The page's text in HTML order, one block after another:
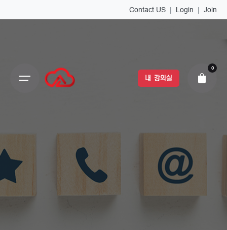
Join
|
Login
|
Contact US
내 강의실
0